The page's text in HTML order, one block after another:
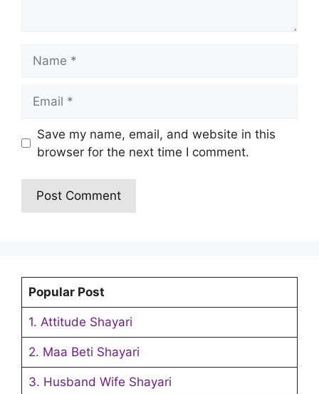
Save my name, email, and website in this
browser for the next time I comment.
Popular Post
1. Attitude Shayari
2. Maa Beti Shayari
3. Husband Wife Shayari